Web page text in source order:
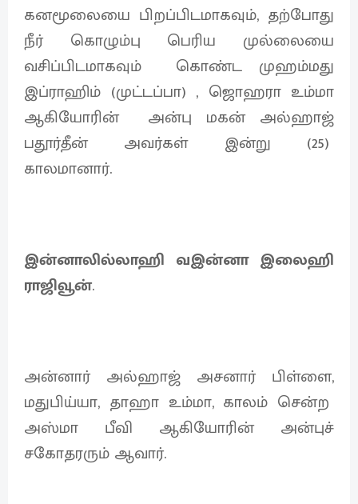
கனமூலையை பிறப்பிடமாகவும், தற்போது
நீர் கொழும்பு பெரிய முல்லையை
வசிப்பிடமாகவும் கொண்ட முஹம்மது
இப்ராஹிம் (முட்டப்பா) , ஜொஹரா உம்மா
ஆகியோரின் அன்பு மகன் அல்ஹாஜ்
பதூர்தீன் அவர்கள் இன்று (25)
காலமானார்.
இன்னாலில்லாஹி வஇன்னா இலைஹி
ராஜிவூன்.
அன்னார் அல்ஹாஜ் அசனார் பிள்ளை,
மதுபிய்யா, தாஹா உம்மா, காலம் சென்ற
அஸ்மா பீவி ஆகியோரின் அன்புச்
சகோதரரும் ஆவார்.